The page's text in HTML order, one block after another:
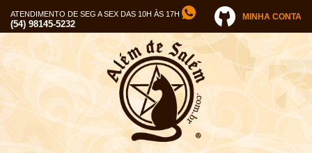
ATENDIMENTO DE SEG A SEX DAS 10H ÀS 17H
(54) 98145-5232
MINHA CONTA